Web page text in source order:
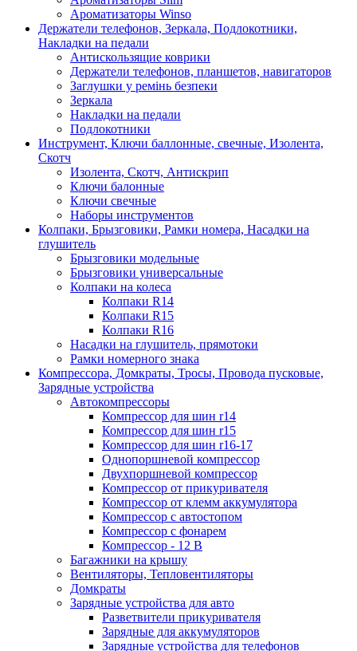
Ароматизаторы Winso
Держатели телефонов, Зеркала, Подлокотники,
Накладки на педали
Антискользящие коврики
Держатели телефонов, планшетов, навигаторов
Заглушки у ремінь безпеки
Зеркала
Накладки на педали
Подлокотники
Инструмент, Ключи баллонные, свечные, Изолента,
Скотч
Изолента, Скотч, Антискрип
Ключи балонные
Ключи свечные
Наборы инструментов
Колпаки, Брызговики, Рамки номера, Насадки на
глушитель
Брызговики модельные
Брызговики универсальные
Колпаки на колеса
Колпаки R14
Колпаки R15
Колпаки R16
Насадки на глушитель, прямотоки
Рамки номерного знака
Компрессора, Домкраты, Тросы, Провода пусковые,
Зарядные устройства
Автокомпрессоры
Компрессор для шин r14
Компрессор для шин r15
Компрессор для шин r16-17
Однопоршневой компрессор
Двухпоршневой компрессор
Компрессор от прикуривателя
Компрессор от клемм аккумулятора
Компрессор с автостопом
Компрессор с фонарем
Компрессор - 12 В
Багажники на крышу
Вентиляторы, Тепловентиляторы
Домкраты
Зарядные устройства для авто
Разветвители прикуривателя
Зарядные для аккумуляторов
Зарядные устройства для телефонов